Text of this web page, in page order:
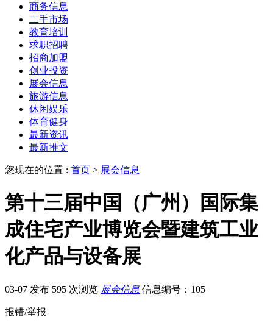
商务信息
二手市场
教育培训
求职招聘
招商加盟
创业投资
展会信息
旅游信息
休闲娱乐
体育健身
最新资讯
最新推文
您现在的位置 : 首页 > 展会信息
第十三届中国（广州）国际集
成住宅产业博览会暨建筑工业
化产品与设备展
03-07 发布 595 次浏览 展会信息 信息编号：105
报错/举报